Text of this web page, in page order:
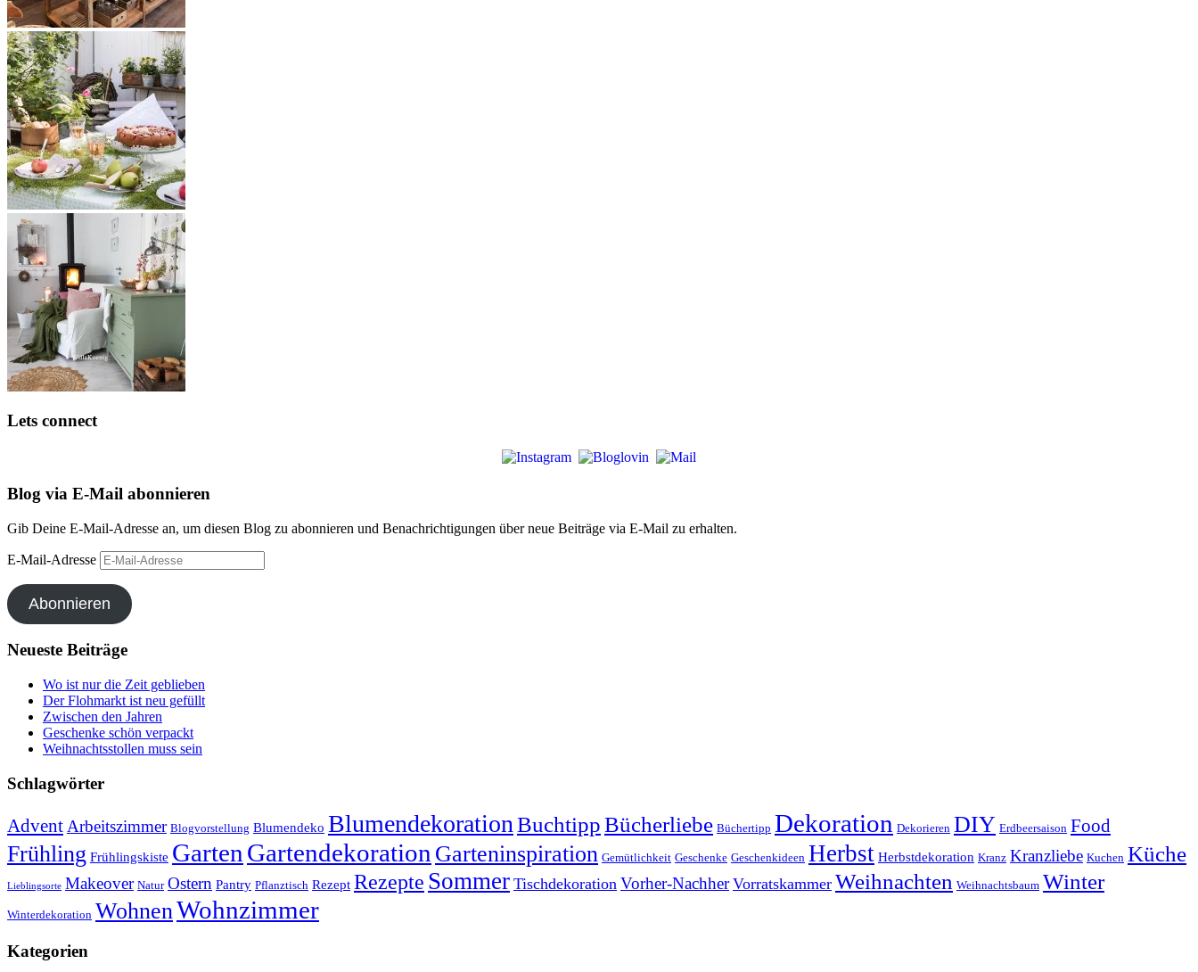
Lets connect
Blog via E-Mail abonnieren
Gib Deine E-Mail-Adresse an, um diesen Blog zu abonnieren und Benachrichtigungen über neue Beiträge via E-Mail zu erhalten.
E-Mail-Adresse
Abonnieren
Neueste Beiträge
Wo ist nur die Zeit geblieben
Der Flohmarkt ist neu gefüllt
Zwischen den Jahren
Geschenke schön verpackt
Weihnachtsstollen muss sein
Schlagwörter
AdventArbeitszimmer Blogvorstellung Blumendeko BlumendekorationBuchtippBücherliebe Büchertipp Dekoration Dekorieren DIY Erdbeersaison Food
Frühling Frühlingskiste GartenGartendekoration Garteninspiration Gemütlichkeit Geschenke Geschenkideen Herbst Herbstdekoration Kranz Kranzliebe Kuchen Küche
Lieblingsorte Makeover Natur Ostern Pantry Pflanztisch Rezept Rezepte Sommer Tischdekoration Vorher-Nachher Vorratskammer Weihnachten Weihnachtsbaum Winter
Winterdekoration WohnenWohnzimmer
Kategorien